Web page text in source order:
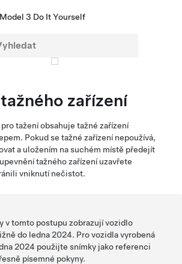
Model 3 Do It Yourself
zařízení
pro tažení obsahuje tažné zařízení
Pokud se tažné zařízení nepoužívá,
a uložením na suchém místě předejít
tažného zařízení uzavřete
vniknutí nečistot.
v tomto postupu zobrazují vozidlo
do ledna 2024. Pro vozidla vyrobená
2024 použijte snímky jako referenci
písemné pokyny.